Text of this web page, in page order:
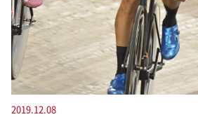
2019.12.08